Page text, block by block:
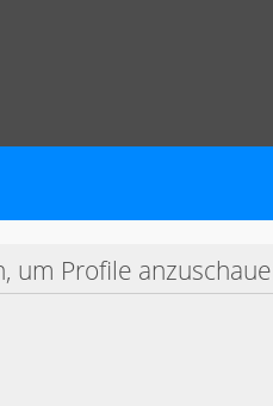
um Profile